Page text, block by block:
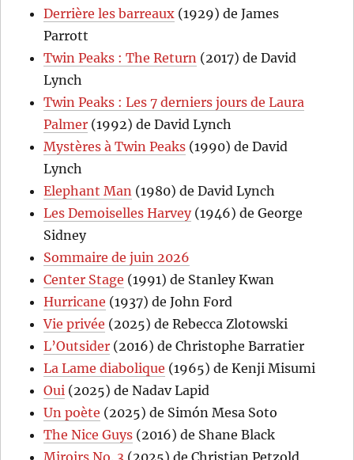
Derrière les barreaux (1929) de James
Parrott
Twin Peaks : The Return (2017) de David
Lynch
Twin Peaks : Les 7 derniers jours de Laura
Palmer (1992) de David Lynch
Mystères à Twin Peaks (1990) de David
Lynch
Elephant Man (1980) de David Lynch
Les Demoiselles Harvey(1946) de George
Sidney
Sommaire de juin 2026
Center Stage (1991) de Stanley Kwan
Hurricane (1937) de John Ford
Vie privée (2025) de Rebecca Zlotowski
L’Outsider (2016) de Christophe Barratier
La Lame diabolique (1965) de Kenji Misumi
Oui (2025) de Nadav Lapid
Un poète (2025) de Simón Mesa Soto
The Nice Guys (2016) de Shane Black
Miroirs No. 3 (2025) de Christian Petzold